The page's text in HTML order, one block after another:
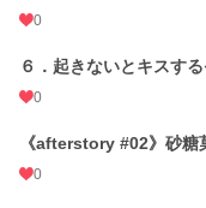
0
６．起きないとキスする
0
《afterstory #02》砂糖
0